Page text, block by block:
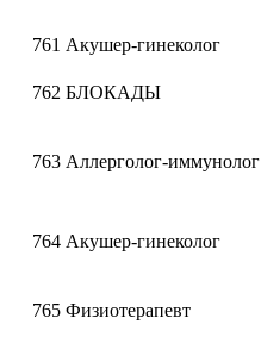
761 Акушер-гинеколог
762 БЛОКАДЫ
763 Аллерголог-иммунолог
764 Акушер-гинеколог
765 Физиотерапевт